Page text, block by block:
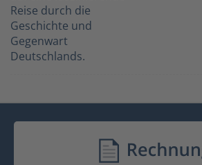
Reise durch die
Geschichte und
Gegenwart
Deutschlands.